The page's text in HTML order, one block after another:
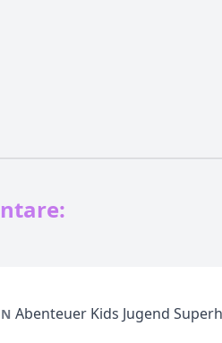
Abenteuer Kids Jugend